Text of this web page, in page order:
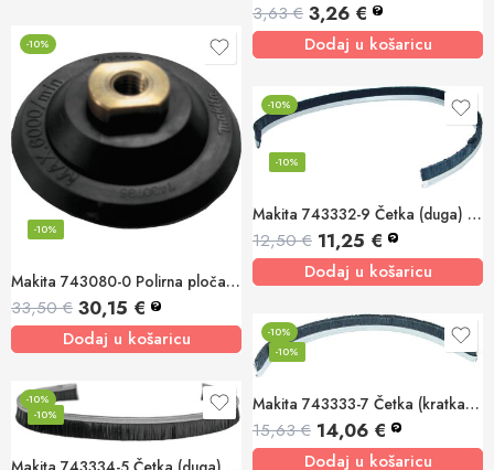
3,63€ 3,26 € ?
Dodaj u košaricu
-10%
Makita 743080-0 Polirna ploča – čičak 100 PW5000C
-10%
33,50€ 30,15 € ?
Dodaj u košaricu
-10%
Makita 743332-9 Četka (duga) za usisni pokrov
-10%
12,50€ 11,25 € ?
Dodaj u košaricu
-10%
Makita 743333-7 Četka (kratka) za odsesovalni štit 195239-9
-10%
15,63€ 14,06 € ?
Dodaj u košaricu
-10%
-10%